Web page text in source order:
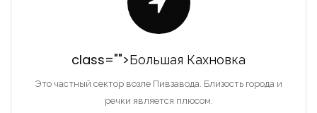
class="">Большая Кахновка
Это частный сектор возле Пивзавода. Близость города и
речки является плюсом.